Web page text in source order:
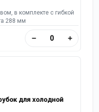
в комплекте с гибкой
288 мм
− +
для холодной